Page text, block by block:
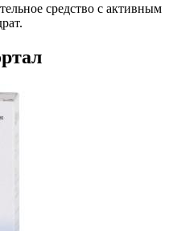
средство с активным